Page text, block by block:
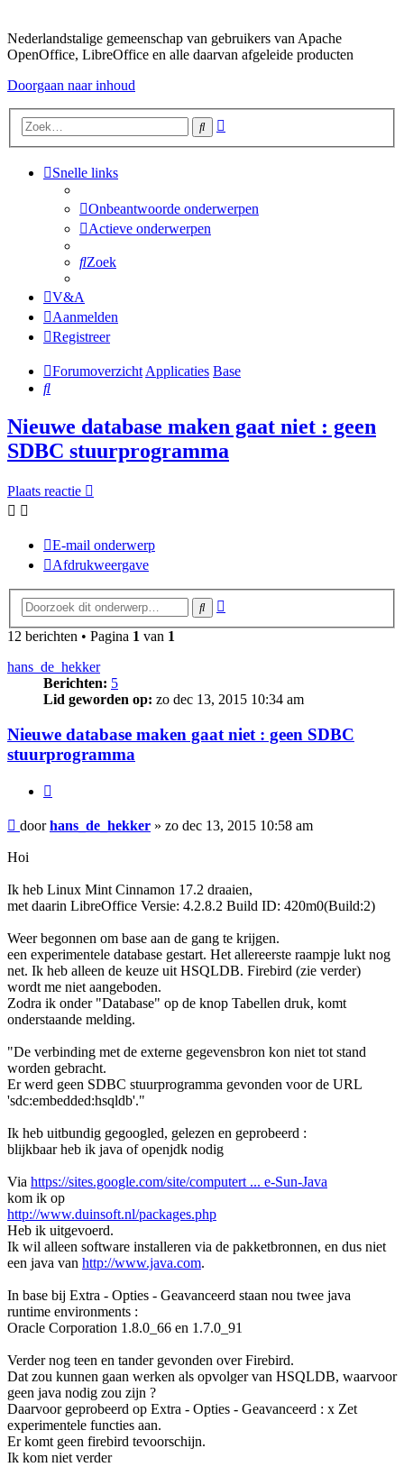
Nederlandstalige gemeenschap van gebruikers van Apache
OpenOffice, LibreOffice en alle daarvan afgeleide producten
Doorgaan naar inhoud
Zoek
Snelle links
Onbeantwoorde onderwerpen
Actieve onderwerpen
Zoek
V&A
Aanmelden
Registreer
Forumoverzicht Applicaties Base
Zoek
Nieuwe database maken gaat niet : geen
SDBC stuurprogramma
Plaats reactie
E-mail onderwerp
Afdrukweergave
Zoek
12 berichten • Pagina 1 van 1
hans_de_hekker
Berichten: 5
Lid geworden op: zo dec 13, 2015 10:34 am
Nieuwe database maken gaat niet : geen SDBC
stuurprogramma
Bericht
doorhans_de_hekker » zo dec 13, 2015 10:58 am
Hoi
Ik heb Linux Mint Cinnamon 17.2 draaien,
met daarin LibreOffice Versie: 4.2.8.2 Build ID: 420m0(Build:2)
Weer begonnen om base aan de gang te krijgen.
een experimentele database gestart. Het allereerste raampje lukt nog
net. Ik heb alleen de keuze uit HSQLDB. Firebird (zie verder)
wordt me niet aangeboden.
Zodra ik onder "Database" op de knop Tabellen druk, komt
onderstaande melding.
"De verbinding met de externe gegevensbron kon niet tot stand
worden gebracht.
Er werd geen SDBC stuurprogramma gevonden voor de URL
'sdc:embedded:hsqldb'."
Ik heb uitbundig gegoogled, gelezen en geprobeerd :
blijkbaar heb ik java of openjdk nodig
Via https://sites.google.com/site/computert ... e-Sun-Java
kom ik op
http://www.duinsoft.nl/packages.php
Heb ik uitgevoerd.
Ik wil alleen software installeren via de pakketbronnen, en dus niet
een java van http://www.java.com.
In base bij Extra - Opties - Geavanceerd staan nou twee java
runtime environments :
Oracle Corporation 1.8.0_66 en 1.7.0_91
Verder nog teen en tander gevonden over Firebird.
Dat zou kunnen gaan werken als opvolger van HSQLDB, waarvoor
geen java nodig zou zijn ?
Daarvoor geprobeerd op Extra - Opties - Geavanceerd : x Zet
experimentele functies aan.
Er komt geen firebird tevoorschijn.
Ik kom niet verder